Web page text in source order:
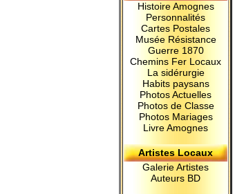
Histoire Amognes
Personnalités
Cartes Postales
Musée Résistance
Guerre 1870
Chemins Fer Locaux
La sidérurgie
Habits paysans
Photos Actuelles
Photos de Classe
Photos Mariages
Livre Amognes
Artistes Locaux
Galerie Artistes
Auteurs BD